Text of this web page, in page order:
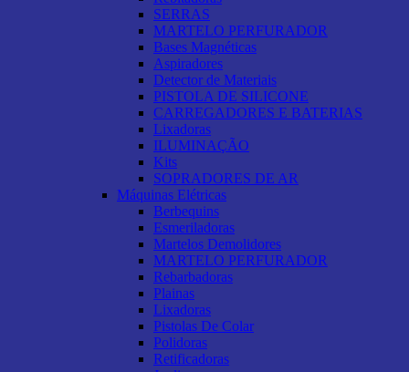
SERRAS
MARTELO PERFURADOR
Bases Magnéticas
Aspiradores
Detector de Materiais
PISTOLA DE SILICONE
CARREGADORES E BATERIAS
Lixadoras
ILUMINAÇÃO
Kits
SOPRADORES DE AR
Máquinas Elétricas
Berbequins
Esmeriladoras
Martelos Demolidores
MARTELO PERFURADOR
Rebarbadoras
Plainas
Lixadoras
Pistolas De Colar
Polidoras
Retificadoras